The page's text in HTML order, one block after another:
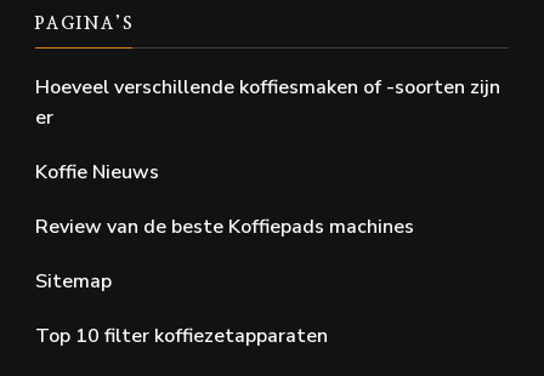
PAGINA’S
Hoeveel verschillende koffiesmaken of -soorten zijn
er
Koffie Nieuws
Review van de beste Koffiepads machines
Sitemap
Top 10 filter koffiezetapparaten